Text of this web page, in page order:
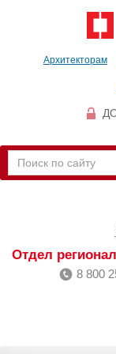
Архитекторам
Отдел
8 800